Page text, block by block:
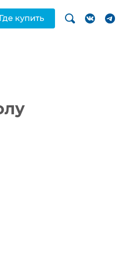
Где купить